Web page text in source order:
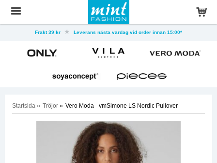
Frakt 39 kr Leverans nästa vardag vid order innan 15:00*
Startsida » Tröjor » Vero Moda - vmSimone LS Nordic Pullover